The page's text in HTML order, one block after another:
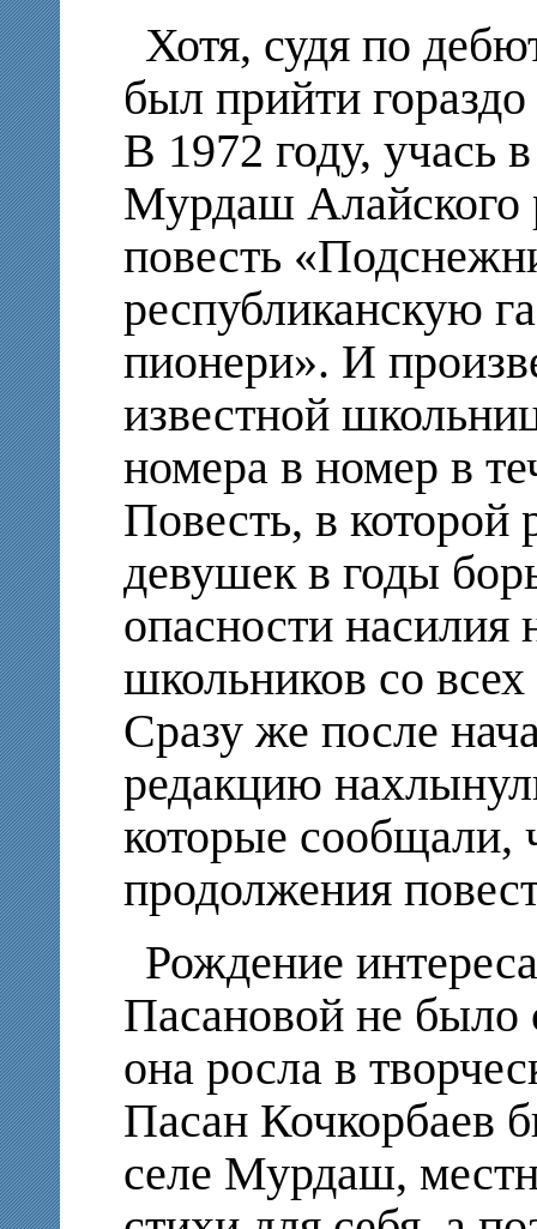
Хотя, судя по
был прийти
В 1972 году, учась
Мурдаш Алайского
повесть
республиканскую
пионери». И
известной
номера в номер в
Повесть, в которой
девушек в годы
опасности насилия
школьников со
Сразу же после
редакцию
которые сообщали,
продолжения
Рождение
Пасановой не
она росла в
Пасан Кочкорбаев
селе Мурдаш,